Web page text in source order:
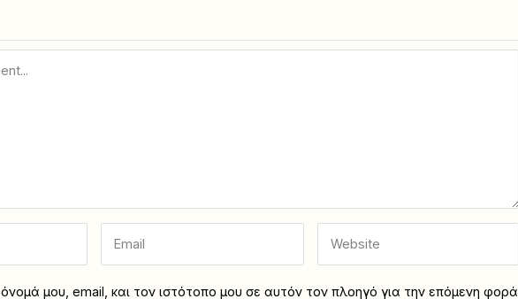
μου, email, και τον ιστότοπο μου σε αυτόν τον πλοηγό για την επόμενη φορά